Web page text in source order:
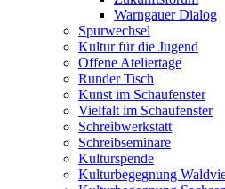
Warngauer Dialog
Spurwechsel
Kultur für die Jugend
Offene Ateliertage
Runder Tisch
Kunst im Schaufenster
Vielfalt im Schaufenster
Schreibwerkstatt
Schreibseminare
Kulturspende
Kulturbegegnung